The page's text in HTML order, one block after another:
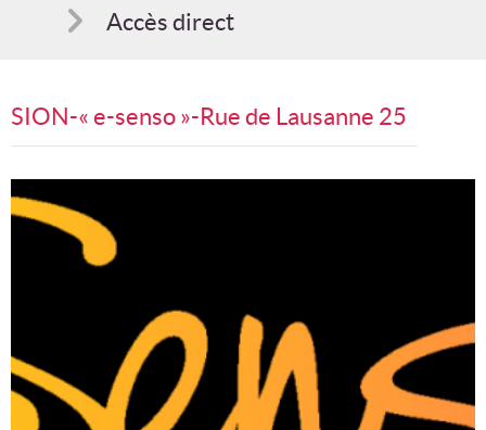
Accès direct
Suggestions
Bon cadeau
Programme en PDF
SION-« e-senso »-Rue de Lausanne 25